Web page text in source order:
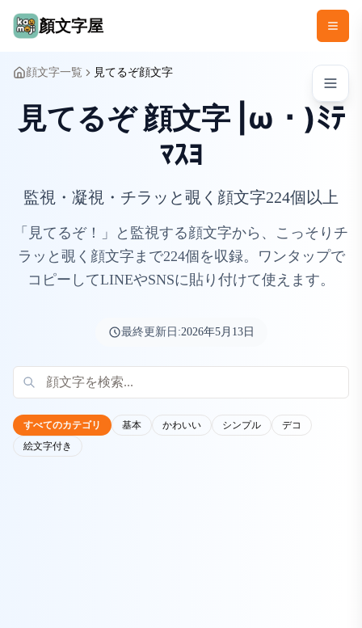
顏文字屋
顔文字一覧 見てるぞ顔文字
見てるぞ 顔文字 |ω・)ﾐﾃ
ﾏｽﾖ
監視・凝視・チラッと覗く顔文字224個以上
「見てるぞ！」と監視する顔文字から、こっそりチ
ラッと覗く顔文字まで224個を収録。ワンタップで
コピーしてLINEやSNSに貼り付けて使えます。
最終更新日:2026年5月13日
すべてのカテゴリ 基本 かわいい シンプル
デコ
絵文字付き